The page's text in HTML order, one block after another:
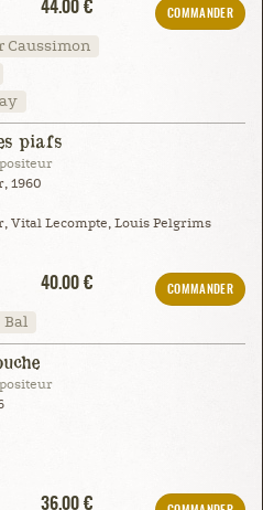
44.00 €
COMMANDER
Caussimon
piafs
1960
Vital Lecompte, Louis Pelgrims
40.00 €
COMMANDER
Bal
36.00 €